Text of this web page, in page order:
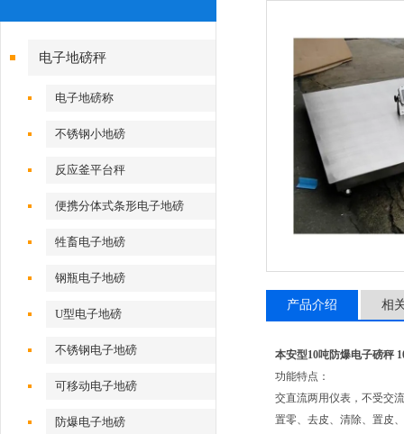
电子地磅秤
电子地磅称
不锈钢小地磅
反应釜平台秤
便携分体式条形电子地磅
牲畜电子地磅
钢瓶电子地磅
U型电子地磅
不锈钢电子地磅
可移动电子地磅
防爆电子地磅
产品介绍 相
本安型10吨防爆电子磅秤
功能特点：
交直流两用仪表，不受交
置零、去皮、清除、置皮